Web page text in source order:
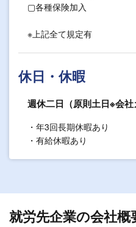
▢各種保険加入
※上記全て規定有
休日・休暇
週休二日（原則土日※会社
・年3回長期休暇あり
・有給休暇あり
就労先企業の会社概